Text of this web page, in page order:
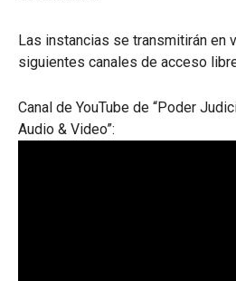
Las instancias se transmitirán en
siguientes canales de acceso
Canal de YouTube de “Poder
Audio & Video”: